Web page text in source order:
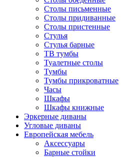
Столы письменные
Столы придиванные
Столы пристенные
Стулья
Стулья барные
ТВ тумбы
Туалетные столы
Тумбы
Тумбы прикроватные
Часы
Шкафы
Шкафы книжные
Эркерные диваны
Угловые диваны
Европейская мебель
Аксессуары
Барные стойки